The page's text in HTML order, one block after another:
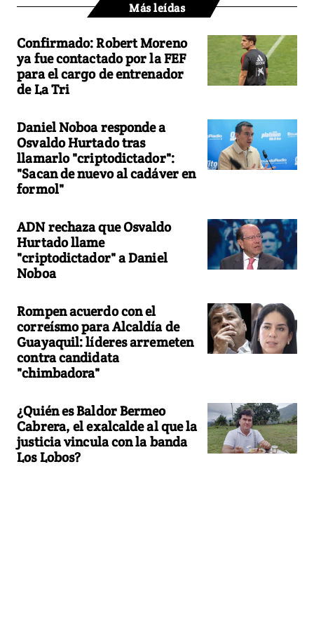
Más leídas
Confirmado: Robert Moreno
ya fue contactado por la FEF
para el cargo de entrenador
de La Tri
Daniel Noboa responde a
Osvaldo Hurtado tras
llamarlo "criptodictador":
"Sacan de nuevo al cadáver en
formol"
ADN rechaza que Osvaldo
Hurtado llame
"criptodictador" a Daniel
Noboa
Rompen acuerdo con el
correísmo para Alcaldía de
Guayaquil: líderes arremeten
contra candidata
"chimbadora"
¿Quién es Baldor Bermeo
Cabrera, el exalcalde al que la
justicia vincula con la banda
Los Lobos?